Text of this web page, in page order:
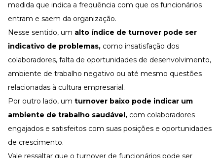
medida que indica a frequência com que os funcionários
entram e saem da organização.
Nesse sentido, um alto índice de turnover pode ser
indicativo de problemas, como insatisfação dos
colaboradores, falta de oportunidades de desenvolvimento,
ambiente de trabalho negativo ou até mesmo questões
relacionadas à cultura empresarial.
Por outro lado, um turnover baixo pode indicar um
ambiente de trabalho saudável, com colaboradores
engajados e satisfeitos com suas posições e oportunidades
de crescimento.
Vale ressaltar que o turnover de funcionários pode ser